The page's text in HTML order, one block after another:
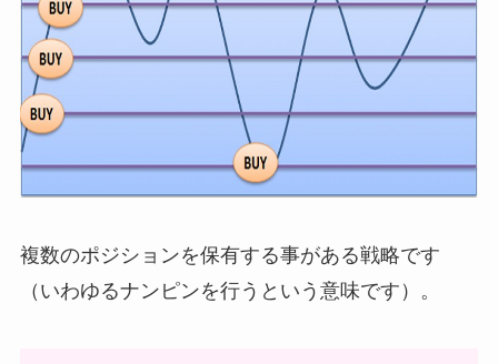
複数のポジションを保有する事がある戦略です
（いわゆるナンピンを行うという意味です）。